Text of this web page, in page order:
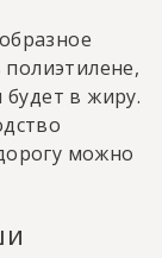
полиэтилене,
будет в жиру.
можно